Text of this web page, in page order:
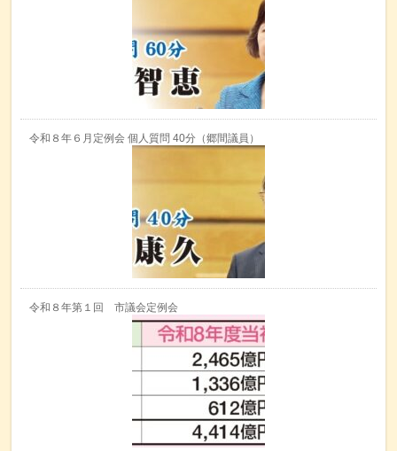
令和８年６月定例会 個人質問 40分（郷間議員）
令和８年第１回 市議会定例会